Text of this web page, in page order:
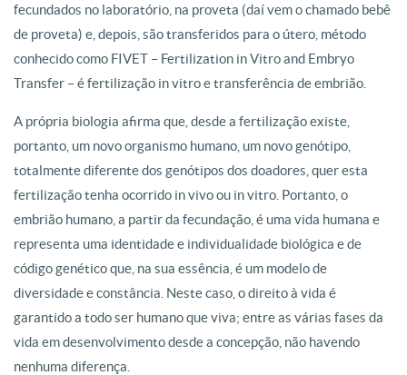
fecundados no laboratório, na proveta (daí vem o chamado bebê
de proveta) e, depois, são transferidos para o útero, método
conhecido como FIVET – Fertilization in Vitro and Embryo
Transfer – é fertilização in vitro e transferência de embrião.
A própria biologia afirma que, desde a fertilização existe,
portanto, um novo organismo humano, um novo genótipo,
totalmente diferente dos genótipos dos doadores, quer esta
fertilização tenha ocorrido in vivo ou in vitro. Portanto, o
embrião humano, a partir da fecundação, é uma vida humana e
representa uma identidade e individualidade biológica e de
código genético que, na sua essência, é um modelo de
diversidade e constância. Neste caso, o direito à vida é
garantido a todo ser humano que viva; entre as várias fases da
vida em desenvolvimento desde a concepção, não havendo
nenhuma diferença.